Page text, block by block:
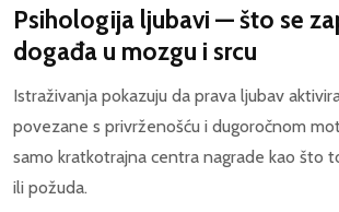
Psihologija ljubavi — što se
događa u mozgu i srcu
Istraživanja pokazuju da prava ljubav
povezane s privrženošću i dugoročnom
samo kratkotrajna centra nagrade kao što
ili požuda.